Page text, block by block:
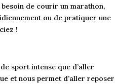
de courir un marathon,
ou de pratiquer une
!
sport intense que d’aller
et nous permet d’aller reposer